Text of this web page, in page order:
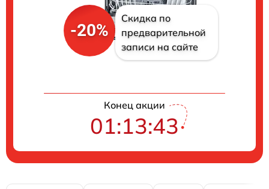
-20%
Скидка по
предварительной
записи на сайте
Конец акции
01:13:42